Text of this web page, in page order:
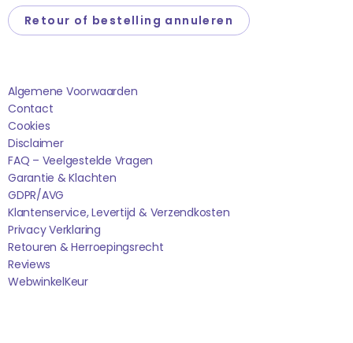
Retour of bestelling annuleren
Algemene Voorwaarden
Contact
Cookies
Disclaimer
FAQ – Veelgestelde Vragen
Garantie & Klachten
GDPR/AVG
Klantenservice, Levertijd & Verzendkosten
Privacy Verklaring
Retouren & Herroepingsrecht
Reviews
WebwinkelKEur